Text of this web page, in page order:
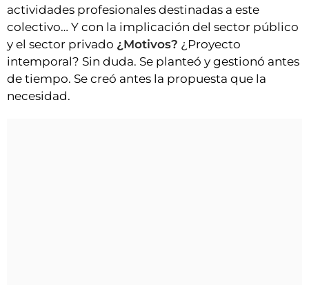
CONTACTAR
FIESTAS EN EL ALTO ARAGÓN
FIESTAS DE SAN LORENZO
AGENDA
actividades profesionales destinadas a este
colectivo… Y con la implicación del sector público
y el sector privado ¿Motivos? ¿Proyecto
intemporal? Sin duda. Se planteó y gestionó antes
de tiempo. Se creó antes la propuesta que la
necesidad.